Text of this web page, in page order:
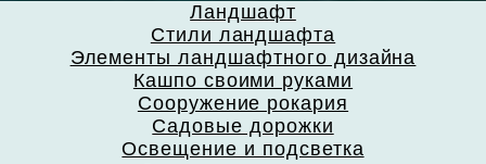
Ландшафт
Стили ландшафта
Элементы ландшафтного дизайна
Кашпо своими руками
Сооружение рокария
Садовые дорожки
Освещение и подсветка